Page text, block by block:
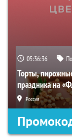
05:36:35
Торты,
праздника на
Россия